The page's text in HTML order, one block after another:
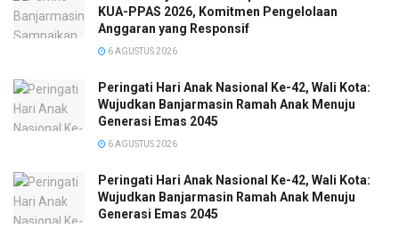
KUA-PPAS 2026, Komitmen Pengelolaan
Anggaran yang Responsif
6 AGUSTUS 2026
Peringati Hari Anak Nasional Ke-42, Wali Kota:
Wujudkan Banjarmasin Ramah Anak Menuju
Generasi Emas 2045
6 AGUSTUS 2026
Peringati Hari Anak Nasional Ke-42, Wali Kota:
Wujudkan Banjarmasin Ramah Anak Menuju
Generasi Emas 2045